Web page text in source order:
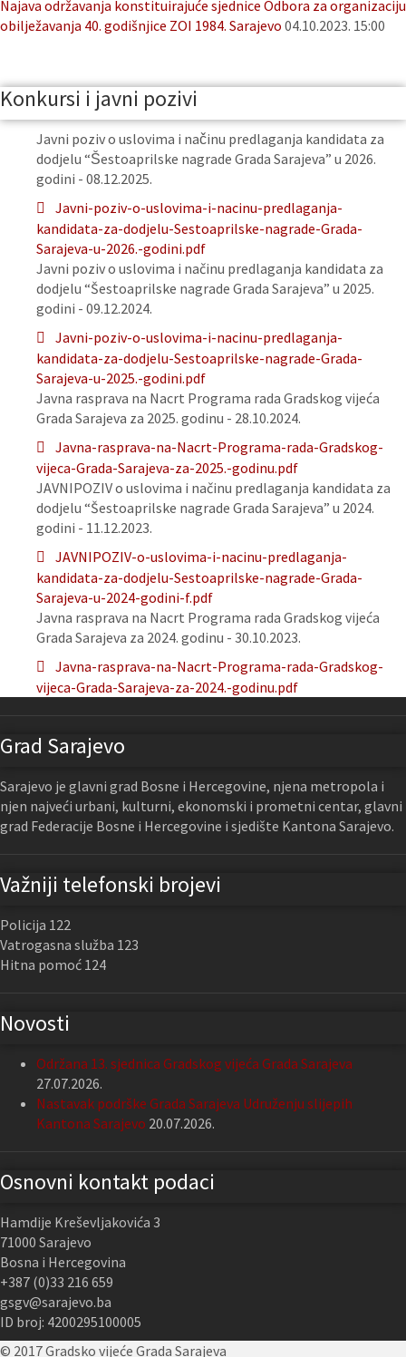
Najava održavanja konstituirajuće sjednice Odbora za organizaciju
obilježavanja 40. godišnjice ZOI 1984. Sarajevo 04.10.2023. 15:00
Konkursi i javni pozivi
Javni poziv o uslovima i načinu predlaganja kandidata za
dodjelu “Šestoaprilske nagrade Grada Sarajeva” u 2026.
godini - 08.12.2025.
Javni-poziv-o-uslovima-i-nacinu-predlaganja-
kandidata-za-dodjelu-Sestoaprilske-nagrade-Grada-
Sarajeva-u-2026.-godini.pdf
Javni poziv o uslovima i načinu predlaganja kandidata za
dodjelu “Šestoaprilske nagrade Grada Sarajeva” u 2025.
godini - 09.12.2024.
Javni-poziv-o-uslovima-i-nacinu-predlaganja-
kandidata-za-dodjelu-Sestoaprilske-nagrade-Grada-
Sarajeva-u-2025.-godini.pdf
Javna rasprava na Nacrt Programa rada Gradskog vijeća
Grada Sarajeva za 2025. godinu - 28.10.2024.
Javna-rasprava-na-Nacrt-Programa-rada-Gradskog-
vijeca-Grada-Sarajeva-za-2025.-godinu.pdf
JAVNIPOZIV o uslovima i načinu predlaganja kandidata za
dodjelu “Šestoaprilske nagrade Grada Sarajeva” u 2024.
godini - 11.12.2023.
JAVNIPOZIV-o-uslovima-i-nacinu-predlaganja-
kandidata-za-dodjelu-Sestoaprilske-nagrade-Grada-
Sarajeva-u-2024-godini-f.pdf
Javna rasprava na Nacrt Programa rada Gradskog vijeća
Grada Sarajeva za 2024. godinu - 30.10.2023.
Javna-rasprava-na-Nacrt-Programa-rada-Gradskog-
vijeca-Grada-Sarajeva-za-2024.-godinu.pdf
Grad Sarajevo
Sarajevo je glavni grad Bosne i Hercegovine, njena metropola i
njen najveći urbani, kulturni, ekonomski i prometni centar, glavni
grad Federacije Bosne i Hercegovine i sjedište Kantona Sarajevo.
Važniji telefonski brojevi
Policija 122
Vatrogasna služba 123
Hitna pomoć 124
Novosti
Održana 13. sjednica Gradskog vijeća Grada Sarajeva
27.07.2026.
Nastavak podrške Grada Sarajeva Udruženju slijepih
Kantona Sarajevo 20.07.2026.
Osnovni kontakt podaci
Hamdije Kreševljakovića 3
71000 Sarajevo
Bosna i Hercegovina
+387 (0)33 216 659
gsgv@sarajevo.ba
ID broj: 4200295100005
© 2017 Gradsko vijeće Grada Sarajeva